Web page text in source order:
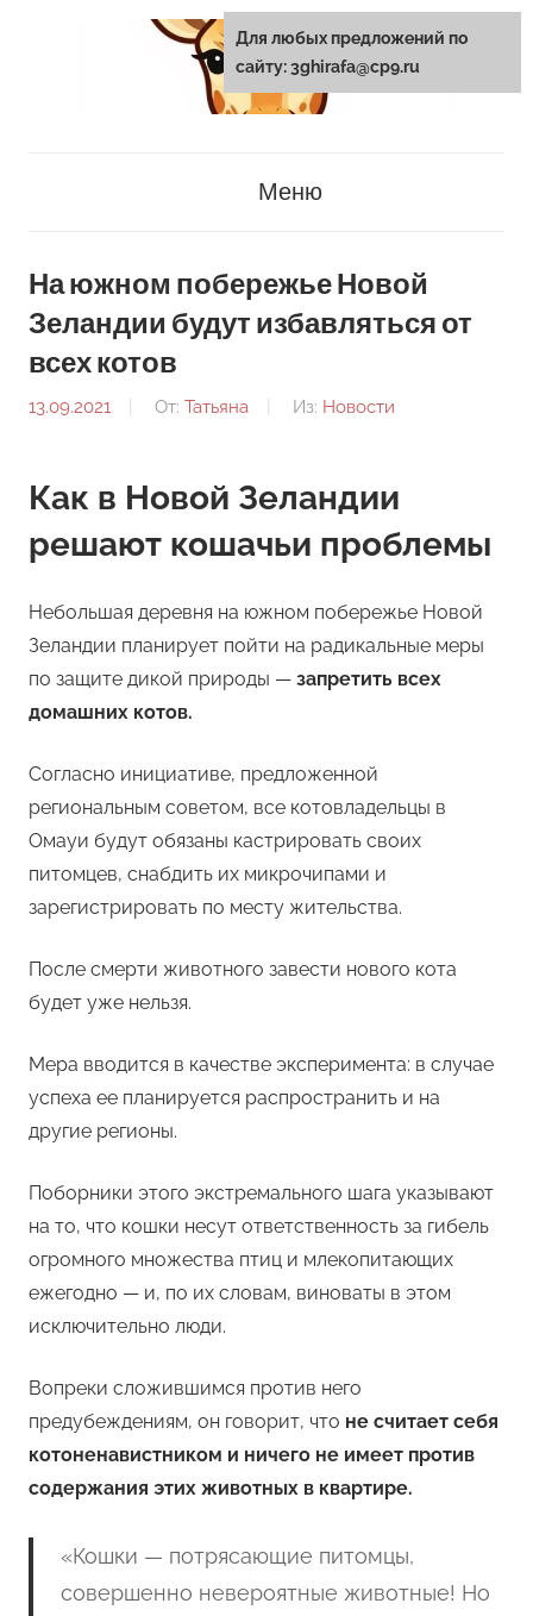
Меню
На южном побережье Новой
Зеландии будут избавляться от
всех котов
13.09.2021 От: Татьяна Из: Новости
Как в Новой Зеландии
решают кошачьи проблемы
Небольшая деревня на южном побережье Новой
Зеландии планирует пойти на радикальные меры
по защите дикой природы — запретить всех
домашних котов.
Согласно инициативе, предложенной
региональным советом, все котовладельцы в
Омауи будут обязаны кастрировать своих
питомцев, снабдить их микрочипами и
зарегистрировать по месту жительства.
После смерти животного завести нового кота
будет уже нельзя.
Мера вводится в качестве эксперимента: в случае
успеха ее планируется распространить и на
другие регионы.
Поборники этого экстремального шага указывают
на то, что кошки несут ответственность за гибель
огромного множества птиц и млекопитающих
ежегодно — и, по их словам, виноваты в этом
исключительно люди.
Вопреки сложившимся против него
предубеждениям, он говорит, что не считает себя
котоненавистником и ничего не имеет против
содержания этих животных в квартире.
«Кошки — потрясающие питомцы,
совершенно невероятные животные! Но
Для любых предложений по
сайту: 3ghirafa@cp9.ru